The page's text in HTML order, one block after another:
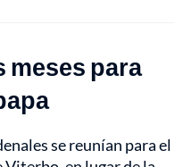
meses para
se reunían para el